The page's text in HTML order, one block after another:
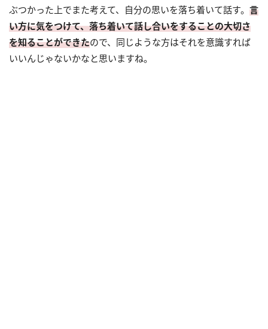
ぶつかった上でまた考えて、自分の思いを落ち着いて話す。 言
い方に気をつけて、落ち着いて話し合いをすることの大切さ
を知ることができたので、同じような方はそれを意識すれば
いいんじゃないかなと思いますね。